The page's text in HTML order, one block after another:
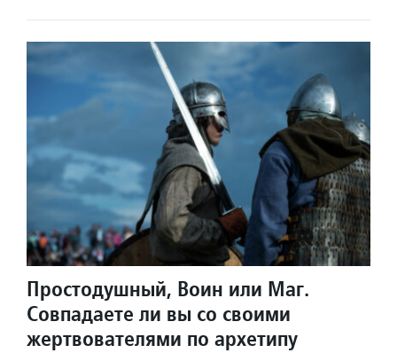
Простодушный, Воин или Маг.
Совпадаете ли вы со своими
жертвователями по архетипу